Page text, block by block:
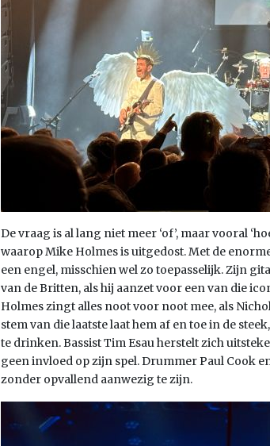
De vraag is al lang niet meer ‘of’, maar vooral
waarop Mike Holmes is uitgedost. Met de
een engel, misschien wel zo toepasselijk. Zijn
van de Britten, als hij aanzet voor een van die
Holmes zingt alles noot voor noot mee, als
stem van die laatste laat hem af en toe in de
te drinken. Bassist Tim Esau herstelt zich
geen invloed op zijn spel. Drummer Paul Cook
zonder opvallend aanwezig te zijn.